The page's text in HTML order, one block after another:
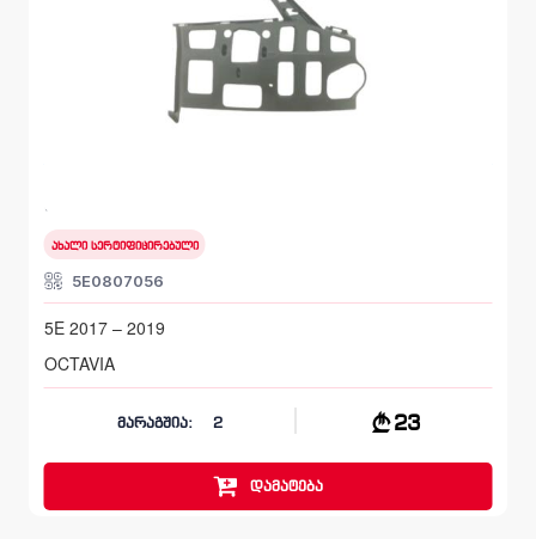
წინა მარჯვენა, სალასკა ბამპერის
5E 2017 – 2019
ახალი სერტიფიცირებული
5E0807056
5E 2017 – 2019
OCTAVIA
მარაგშია: 2 23
დამატება